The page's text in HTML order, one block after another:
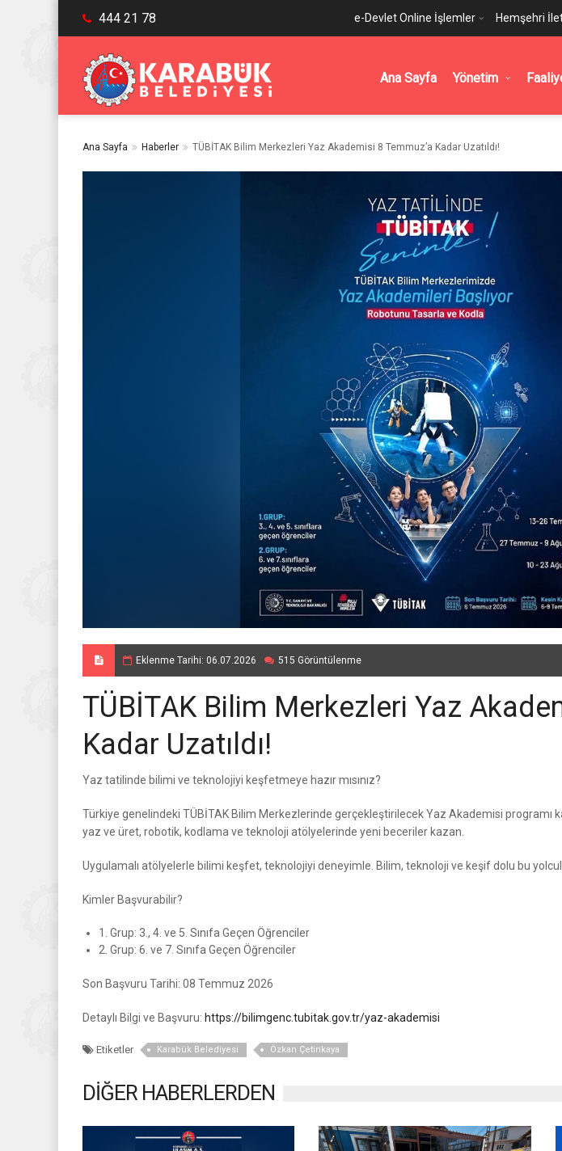
444 21 78 e-Devlet Online İşlemler Hemşehri
Ana Sayfa Yönetim
Ana Sayfa Haberler TÜBİTAK Bilim Merkezleri Yaz Akademisi 8 Temmuz’a Kadar Uzatıldı!
Eklenme Tarihi: 06.07.2026 515 Görüntülenme
TÜBİTAK Bilim Merkezleri Yaz
Kadar Uzatıldı!
Yaz tatilinde bilimi ve teknolojiyi keşfetmeye hazır mısınız?
Türkiye genelindeki TÜBİTAK Bilim Merkezlerinde gerçekleştirilecek Yaz Akademisi programı
yaz ve üret, robotik, kodlama ve teknoloji atölyelerinde yeni beceriler kazan.
Uygulamalı atölyelerle bilimi keşfet, teknolojiyi deneyimle. Bilim, teknoloji ve keşif dolu bu
Kimler Başvurabilir?
1. Grup: 3., 4. ve 5. Sınıfa Geçen Öğrenciler
2. Grup: 6. ve 7. Sınıfa Geçen Öğrenciler
Son Başvuru Tarihi: 08 Temmuz 2026
Detaylı Bilgi ve Başvuru: https://bilimgenc.tubitak.gov.tr/yaz-akademisi
Etiketler Karabük Belediyesi Özkan Çetinkaya
DİĞER HABERLERDEN